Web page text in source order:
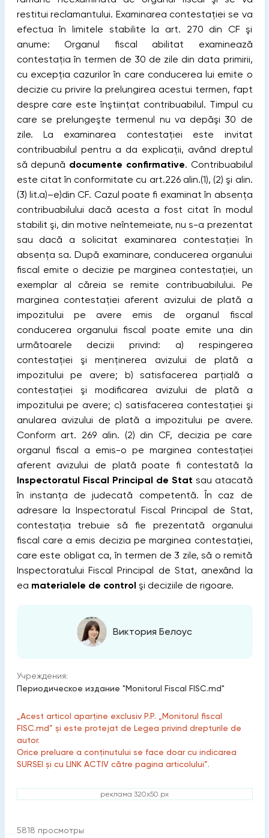
restitui reclamantului. Examinarea contestaţiei se va
efectua în limitele stabilite la art. 270 din CF şi
anume: Organul fiscal abilitat examinează
contestaţia în termen de 30 de zile din data primirii,
cu excepţia cazurilor în care conducerea lui emite o
decizie cu privire la prelungirea acestui termen, fapt
despre care este înştiinţat contribuabilul. Timpul cu
care se prelungeşte termenul nu va depăşi 30 de
zile. La examinarea contestaţiei este invitat
contribuabilul pentru a da explicaţii, având dreptul
să depună documente confirmative. Contribuabilul
este citat în conformitate cu art.226 alin.(1), (2) şi alin.
(3) lit.a)–e)din CF. Cazul poate fi examinat în absenţa
contribuabilului dacă acesta a fost citat în modul
stabilit şi, din motive neîntemeiate, nu s-a prezentat
sau dacă a solicitat examinarea contestaţiei în
absenţa sa. După examinare, conducerea organului
fiscal emite o decizie pe marginea contestaţiei, un
exemplar al căreia se remite contribuabilului. Pe
marginea contestaţiei aferent avizului de plată a
impozitului pe avere emis de organul fiscal
conducerea organului fiscal poate emite una din
următoarele decizii privind: a) respingerea
contestaţiei şi menţinerea avizului de plată a
impozitului pe avere; b) satisfacerea parţială a
contestaţiei şi modificarea avizului de plată a
impozitului pe avere; c) satisfacerea contestaţiei şi
anularea avizului de plată a impozitului pe avere.
Conform art. 269 alin. (2) din CF, decizia pe care
organul fiscal a emis-o pe marginea contestaţiei
aferent avizului de plată poate fi contestată la
Inspectoratul Fiscal Principal de Stat sau atacată
în instanţa de judecată competentă. În caz de
adresare la Inspectoratul Fiscal Principal de Stat,
contestaţia trebuie să fie prezentată organului
fiscal care a emis decizia pe marginea contestaţiei,
care este obligat ca, în termen de 3 zile, să o remită
Inspectoratului Fiscal Principal de Stat, anexând la
ea materialele de control şi deciziile de rigoare.
Виктория Белоус
Учреждения:
Периодическое издание "Monitorul Fiscal FISC.md"
„Acest articol aparține exclusiv P.P. „Monitorul fiscal
FISC.md” și este protejat de Legea privind drepturile de
autor.
Orice preluare a conținutului se face doar cu indicarea
SURSEI și cu LINK ACTIV către pagina articolului”.
реклама 320x50 px
5818 просмотры